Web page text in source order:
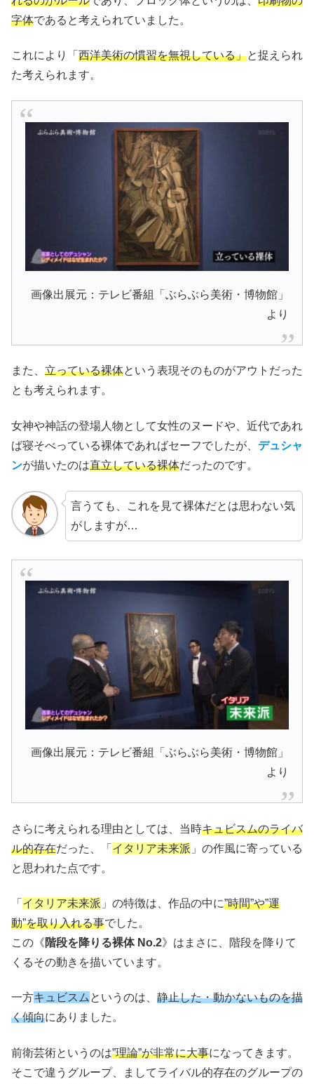
字体であると考えられていました。
これにより「 西洋美術の慣習を無視している」と捉えられ
た考えられます。
画像出展元：テレビ番組「ぶらぶら美術・博物館」
より
また、 立っている裸体という表現そのものがアウトだった
とも考えられます。
女神や神話の登場人物として女性のヌードや、近代であれ
ば寝そべっている裸体であればセーフでしたが、 デュシャ
ンが描いたのは直立している裸体だったのです。
言うても、これを見て裸体だとは思わない気
がしますが…
画像出展元：テレビ番組「ぶらぶら美術・博物館」
より
さらに考えられる理由としては、当時キュビスムのライバ
ル的存在だった、「 イタリア未来派 」の作風に寄っている
と思われた点です。
「 イタリア未来派 」の特徴は、作品の中に”時間”や”運
動”を取り入れる事でした。
この《階段を降りる裸体 No.2》はまさに、階段を降りて
くるその動きを描いています。
一方キュビスム というのは、 静止した・動かないものを描
く傾向にありました。
前衛芸術というのは”理論”が非常に大事になってきます。
そこで違うグループ、ましてライバル的存在のグループの